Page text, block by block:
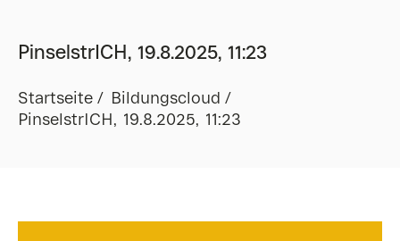
PinselstrICH, 19.8.2025, 11:23
Startseite
Bildungscloud
PinselstrICH, 19.8.2025, 11:23